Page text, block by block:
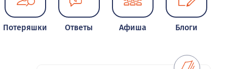
Потеряшки Ответы Афиша Блоги